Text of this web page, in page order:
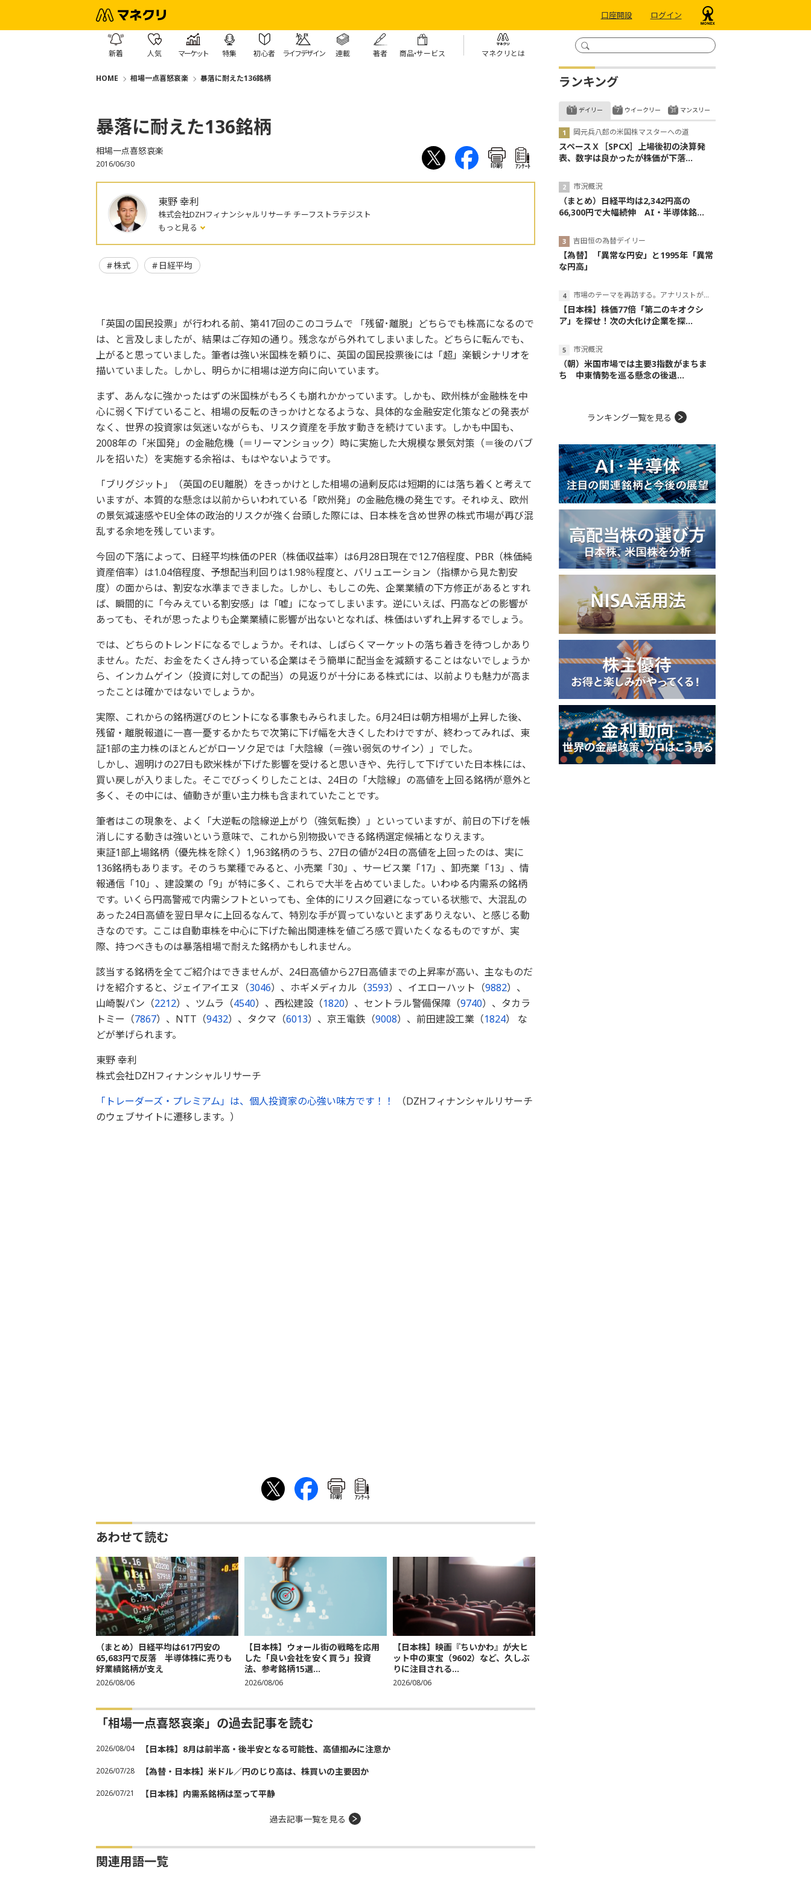
口座開設 ログイン
新着 人気 マーケット 特集 初心者 ライフデザイン 連載 著者 商品・サービス マネクリとは
HOME 相場一点喜怒哀楽 暴落に耐えた136銘柄
暴落に耐えた136銘柄
相場一点喜怒哀楽
2016/06/30 印刷 ｱﾝｹｰﾄ
東野 幸利
株式会社DZHフィナンシャルリサーチ チーフストラテジスト
もっと見る
株式 日経平均
「英国の国民投票」が行われる前、第417回のこのコラムで 「残留･離脱」どちらでも株高になるので
は、と言及しましたが、結果はご存知の通り。残念ながら外れてしまいました。どちらに転んでも、
上がると思っていました。筆者は強い米国株を頼りに、英国の国民投票後には「超」楽観シナリオを
描いていました。しかし、明らかに相場は逆方向に向いています。
まず、あんなに強かったはずの米国株がもろくも崩れかかっています。しかも、欧州株が金融株を中
心に弱く下げていること、相場の反転のきっかけとなるような、具体的な金融安定化策などの発表が
なく、世界の投資家は気迷いながらも、リスク資産を手放す動きを続けています。しかも中国も、
2008年の「米国発」の金融危機（＝リーマンショック）時に実施した大規模な景気対策（＝後のバブ
ルを招いた）を実施する余裕は、もはやないようです。
「ブリグジット」（英国のEU離脱）をきっかけとした相場の過剰反応は短期的には落ち着くと考えて
いますが、本質的な懸念は以前からいわれている「欧州発」の金融危機の発生です。それゆえ、欧州
の景気減速感やEU全体の政治的リスクが強く台頭した際には、日本株を含め世界の株式市場が再び混
乱する余地を残しています。
今回の下落によって、日経平均株価のPER（株価収益率）は6月28日現在で12.7倍程度、PBR（株価純
資産倍率）は1.04倍程度、予想配当利回りは1.98％程度と、バリュエーション（指標から見た割安
度）の面からは、割安な水準まできました。しかし、もしこの先、企業業績の下方修正があるとすれ
ば、瞬間的に「今みえている割安感」は「嘘」になってしまいます。逆にいえば、円高などの影響が
あっても、それが思ったよりも企業業績に影響が出ないとなれば、株価はいずれ上昇するでしょう。
では、どちらのトレンドになるでしょうか。それは、しばらくマーケットの落ち着きを待つしかあり
ません。ただ、お金をたくさん持っている企業はそう簡単に配当金を減額することはないでしょうか
ら、インカムゲイン（投資に対しての配当）の見返りが十分にある株式には、以前よりも魅力が高ま
ったことは確かではないでしょうか。
実際、これからの銘柄選びのヒントになる事象もみられました。6月24日は朝方相場が上昇した後、
残留・離脱報道に一喜一憂するかたちで次第に下げ幅を大きくしたわけですが、終わってみれば、東
証1部の主力株のほとんどがローソク足では「大陰線（＝強い弱気のサイン）」でした。
しかし、週明けの27日も欧米株が下げた影響を受けると思いきや、先行して下げていた日本株には、
買い戻しが入りました。そこでびっくりしたことは、24日の「大陰線」の高値を上回る銘柄が意外と
多く、その中には、値動きが重い主力株も含まれていたことです。
筆者はこの現象を、よく「大逆転の陰線逆上がり（強気転換）」といっていますが、前日の下げを帳
消しにする動きは強いという意味で、これから別物扱いできる銘柄選定候補となりえます。
東証1部上場銘柄（優先株を除く）1,963銘柄のうち、27日の値が24日の高値を上回ったのは、実に
136銘柄もあります。そのうち業種でみると、小売業「30」、サービス業「17」、卸売業「13」、情
報通信「10」、建設業の「9」が特に多く、これらで大半を占めていました。いわゆる内需系の銘柄
です。いくら円高警戒で内需シフトといっても、全体的にリスク回避になっている状態で、大混乱の
あった24日高値を翌日早々に上回るなんて、特別な手が買っていないとまずありえない、と感じる動
きなのです。ここは自動車株を中心に下げた輸出関連株を値ごろ感で買いたくなるものですが、実
際、持つべきものは暴落相場で耐えた銘柄かもしれません。
該当する銘柄を全てご紹介はできませんが、24日高値から27日高値までの上昇率が高い、主なものだ
けを紹介すると、ジェイアイエヌ（3046）、ホギメディカル（3593）、イエローハット（9882）、
山崎製パン（2212）、ツムラ（4540）、西松建設（1820）、セントラル警備保障（9740）、タカラ
トミー（7867）、NTT（9432）、タクマ（6013）、京王電鉄（9008）、前田建設工業（1824） な
どが挙げられます。
東野 幸利
株式会社DZHフィナンシャルリサーチ
「トレーダーズ・プレミアム」は、個人投資家の心強い味方です！！
（DZHフィナンシャルリサーチ
のウェブサイトに遷移します。）
印刷 ｱﾝｹｰﾄ
あわせて読む
（まとめ）日経平均は617円安の
65,683円で反落 半導体株に売りも
好業績銘柄が支え
2026/08/06
【日本株】ウォール街の戦略を応用
した「良い会社を安く買う」投資
法、参考銘柄15選...
2026/08/06
【日本株】映画『ちいかわ』が大ヒ
ット中の東宝（9602）など、久しぶ
りに注目される...
2026/08/06
「相場一点喜怒哀楽」の過去記事を読む
2026/08/04 【日本株】8月は前半高・後半安となる可能性、高値掴みに注意か
2026/07/28 【為替・日本株】米ドル／円のじり高は、株買いの主要因か
2026/07/21 【日本株】内需系銘柄は至って平静
過去記事一覧を見る
関連用語一覧
ランキング
デイリー
岡元兵八郎の米国株マスターへの道
スペースＸ［SPCX］上場後初の決算発
表、数字は良かったが株価が下落...
市況概況
（まとめ）日経平均は2,342円高の
66,300円で大幅続伸 AI・半導体銘...
吉田恒の為替デイリー
【為替】「異常な円安」と1995年「異常
な円高」
市場のテーマを再訪する。アナリストが読み解くテーマの本質
【日本株】株価77倍「第二のキオクシ
ア」を探せ！次の大化け企業を探...
市況概況
（朝）米国市場では主要3指数がまちま
ち 中東情勢を巡る懸念の後退...
ウイークリー マンスリー
ランキング一覧を見る